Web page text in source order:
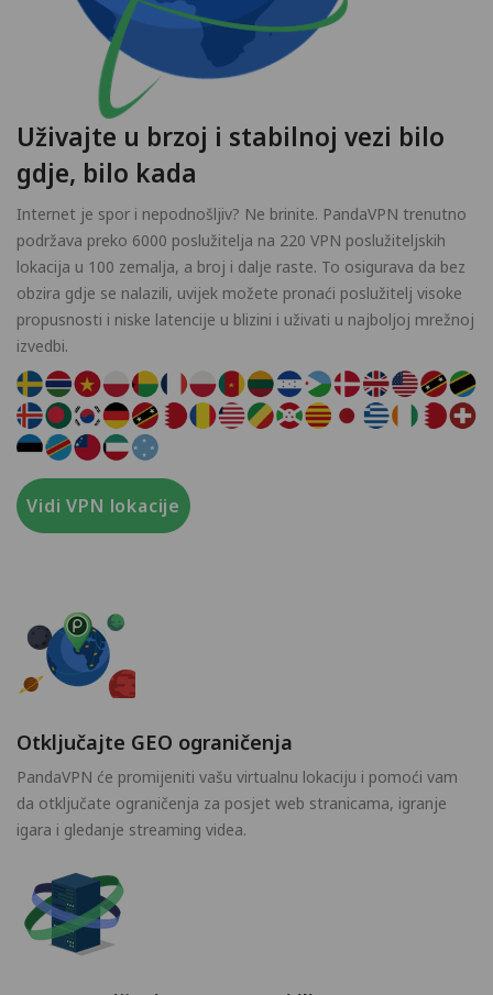
Uživajte u brzoj i stabilnoj vezi bilo
gdje, bilo kada
Internet je spor i nepodnošljiv? Ne brinite. PandaVPN trenutno
podržava preko 6000 poslužitelja na 220 VPN poslužiteljskih
lokacija u 100 zemalja, a broj i dalje raste. To osigurava da bez
obzira gdje se nalazili, uvijek možete pronaći poslužitelj visoke
propusnosti i niske latencije u blizini i uživati u najboljoj mrežnoj
izvedbi.
Vidi VPN lokacije
Otključajte GEO ograničenja
PandaVPN će promijeniti vašu virtualnu lokaciju i pomoći vam
da otključate ograničenja za posjet web stranicama, igranje
igara i gledanje streaming videa.